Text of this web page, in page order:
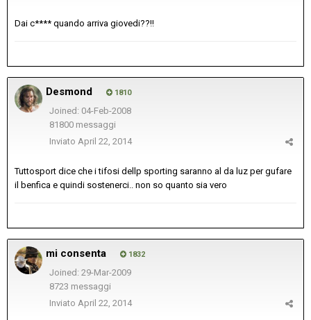
Dai c**** quando arriva giovedi??!!
Desmond 1810
Joined: 04-Feb-2008
81800 messaggi
Inviato April 22, 2014
Tuttosport dice che i tifosi dellp sporting saranno al da luz per gufare
il benfica e quindi sostenerci.. non so quanto sia vero
mi consenta 1832
Joined: 29-Mar-2009
8723 messaggi
Inviato April 22, 2014